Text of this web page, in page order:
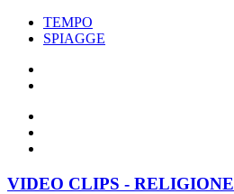
TEMPO
SPIAGGE
VIDEO CLIPS - RELIGIONE